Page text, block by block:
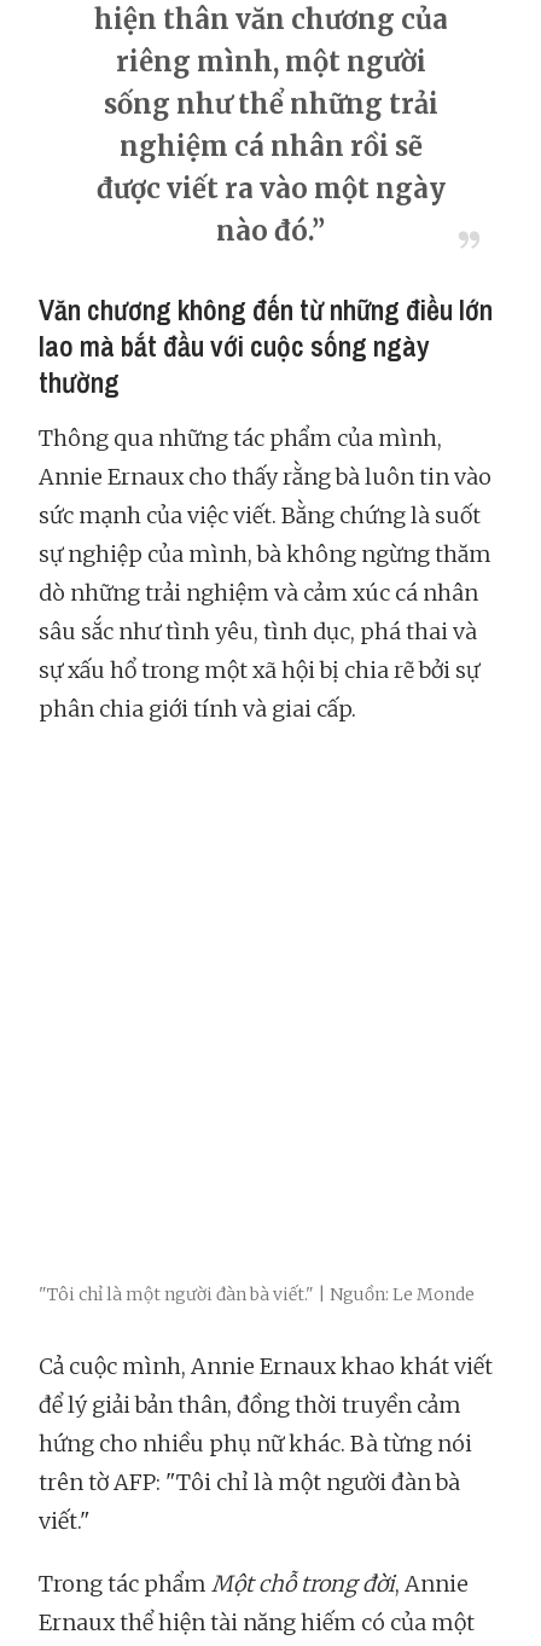
hiện thân văn chương của
riêng mình, một người
sống như thể những trải
nghiệm cá nhân rồi sẽ
được viết ra vào một ngày
nào đó.”
Văn chương không đến từ những điều lớn
lao mà bắt đầu với cuộc sống ngày
thường
Thông qua những tác phẩm của mình,
Annie Ernaux cho thấy rằng bà luôn tin vào
sức mạnh của việc viết. Bằng chứng là suốt
sự nghiệp của mình, bà không ngừng thăm
dò những trải nghiệm và cảm xúc cá nhân
sâu sắc như tình yêu, tình dục, phá thai và
sự xấu hổ trong một xã hội bị chia rẽ bởi sự
phân chia giới tính và giai cấp.
"Tôi chỉ là một người đàn bà viết." | Nguồn: Le Monde
Cả cuộc mình, Annie Ernaux khao khát viết
để lý giải bản thân, đồng thời truyền cảm
hứng cho nhiều phụ nữ khác. Bà từng nói
trên tờ AFP: "Tôi chỉ là một người đàn bà
viết."
Trong tác phẩm Một chỗ trong đời, Annie
Ernaux thể hiện tài năng hiếm có của một